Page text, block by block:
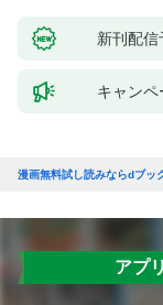
新刊配信
キャンペ
漫画無料試し読みならdブッ
アプ